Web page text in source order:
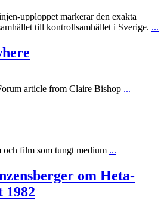
upploppet markerar den exakta
till kontrollsamhället i Sverige. ...
article from Claire Bishop ...
och film som tungt medium ...
om Heta-
1982